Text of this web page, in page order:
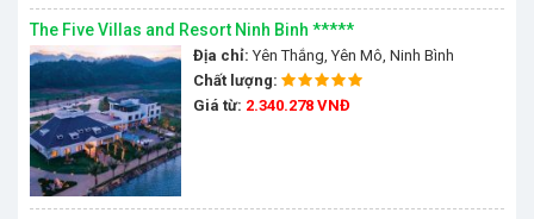
The Five Villas and Resort Ninh Binh *****
Địa chỉ:Yên Thắng, Yên Mô, Ninh Bình
Chất lượng:
Giá từ: 2.340.278 VNĐ